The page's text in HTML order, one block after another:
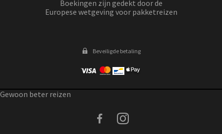
Boekingen zijn gedekt door de
Europese wetgeving voor pakketreizen
Beveiligde betaling
Gewoon beter reizen